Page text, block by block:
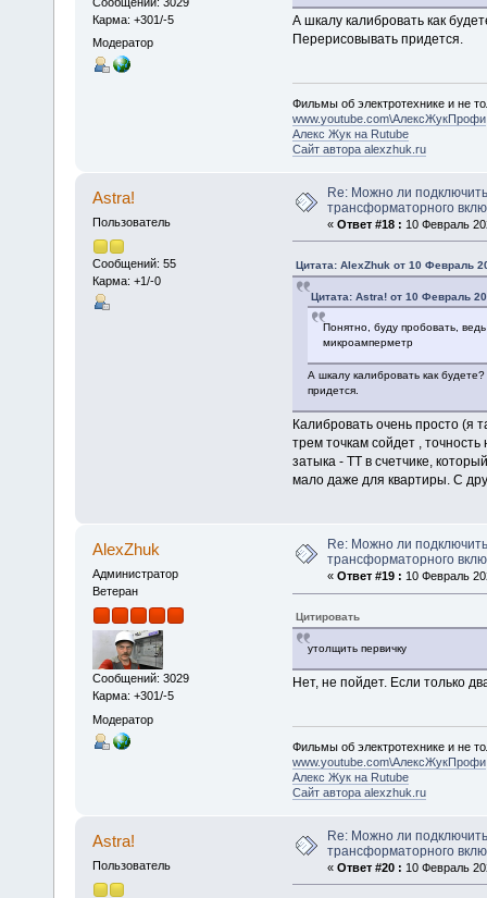
Карма: +301/-5
Модератор
А шкалу калибровать как
Перерисовывать придется.
Фильмы об электротехнике и не
www.youtube.com\АлексЖукПрофи
Алекс Жук на Rutube
Сайт автора alexzhuk.ru
Astra!
Пользователь
Сообщений: 55
Карма: +1/-0
Re: Можно ли подключить
трансформаторного
« Ответ #18 : 10 Февраль
Цитата: AlexZhuk от 10 Февраль
Цитата: Astra! от 10 Февраль
Понятно, буду пробовать,
микроамперметр
А шкалу калибровать как
придется.
Калибровать очень просто (я
трем точкам сойдет ,
затыка - ТТ в счетчике,
мало даже для квартиры. С
AlexZhuk
Администратор
Ветеран
Сообщений: 3029
Карма: +301/-5
Модератор
Re: Можно ли подключить
трансформаторного
« Ответ #19 : 10 Февраль
Цитировать
утолщить первичку
Нет, не пойдет. Если только
Фильмы об электротехнике и не
www.youtube.com\АлексЖукПрофи
Алекс Жук на Rutube
Сайт автора alexzhuk.ru
Astra!
Пользователь
Re: Можно ли подключить
трансформаторного
« Ответ #20 : 10 Февраль